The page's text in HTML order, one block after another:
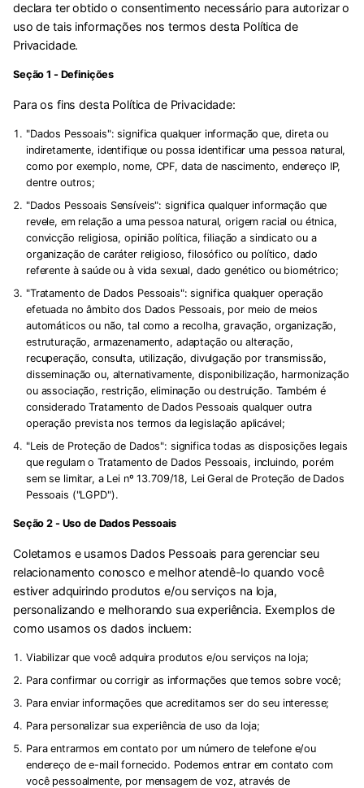
declara ter obtido o consentimento necessário para autorizar o
uso de tais informações nos termos desta Política de
Privacidade.
Seção 1 - Definições
Para os fins desta Política de Privacidade:
"Dados Pessoais": significa qualquer informação que, direta ou
indiretamente, identifique ou possa identificar uma pessoa natural,
como por exemplo, nome, CPF, data de nascimento, endereço IP,
dentre outros;
"Dados Pessoais Sensíveis": significa qualquer informação que
revele, em relação a uma pessoa natural, origem racial ou étnica,
convicção religiosa, opinião política, filiação a sindicato ou a
organização de caráter religioso, filosófico ou político, dado
referente à saúde ou à vida sexual, dado genético ou biométrico;
"Tratamento de Dados Pessoais": significa qualquer operação
efetuada no âmbito dos Dados Pessoais, por meio de meios
automáticos ou não, tal como a recolha, gravação, organização,
estruturação, armazenamento, adaptação ou alteração,
recuperação, consulta, utilização, divulgação por transmissão,
disseminação ou, alternativamente, disponibilização, harmonização
ou associação, restrição, eliminação ou destruição. Também é
considerado Tratamento de Dados Pessoais qualquer outra
operação prevista nos termos da legislação aplicável;
"Leis de Proteção de Dados": significa todas as disposições legais
que regulam o Tratamento de Dados Pessoais, incluindo, porém
sem se limitar, a Lei nº 13.709/18, Lei Geral de Proteção de Dados
Pessoais ("LGPD").
Seção 2 - Uso de Dados Pessoais
Coletamos e usamos Dados Pessoais para gerenciar seu
relacionamento conosco e melhor atendê-lo quando você
estiver adquirindo produtos e/ou serviços na loja,
personalizando e melhorando sua experiência. Exemplos de
como usamos os dados incluem:
Viabilizar que você adquira produtos e/ou serviços na loja;
Para confirmar ou corrigir as informações que temos sobre você;
Para enviar informações que acreditamos ser do seu interesse;
Para personalizar sua experiência de uso da loja;
Para entrarmos em contato por um número de telefone e/ou
endereço de e-mail fornecido. Podemos entrar em contato com
você pessoalmente, por mensagem de voz, através de